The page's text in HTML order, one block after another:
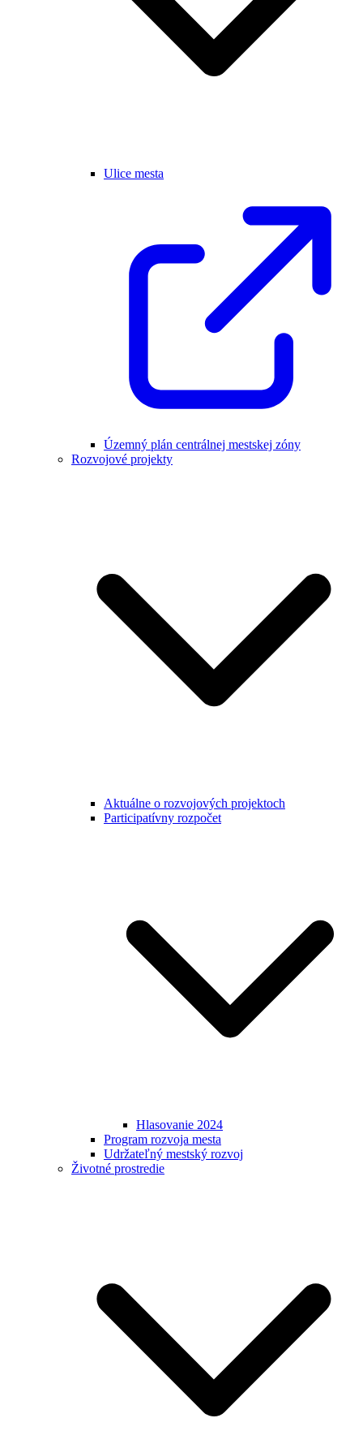
Ulice mesta
Územný plán centrálnej mestskej zóny
Rozvojové projekty
Aktuálne o rozvojových projektoch
Participatívny rozpočet
Hlasovanie 2024
Program rozvoja mesta
Udržateľný mestský rozvoj
Životné prostredie